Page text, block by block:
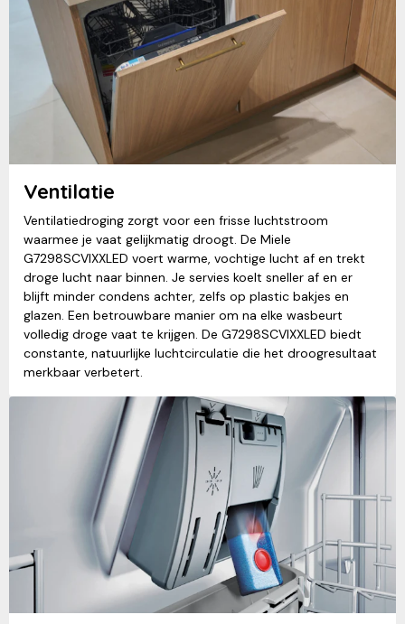
Ventilatie
Ventilatiedroging zorgt voor een frisse luchtstroom
waarmee je vaat gelijkmatig droogt. De Miele
G7298SCVIXXLED voert warme, vochtige lucht af en trekt
droge lucht naar binnen. Je servies koelt sneller af en er
blijft minder condens achter, zelfs op plastic bakjes en
glazen. Een betrouwbare manier om na elke wasbeurt
volledig droge vaat te krijgen. De G7298SCVIXXLED biedt
constante, natuurlijke luchtcirculatie die het droogresultaat
merkbaar verbetert.